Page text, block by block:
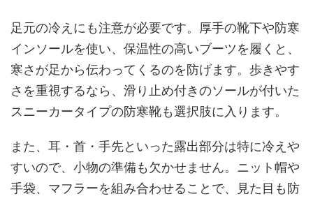
足元の冷えにも注意が必要です。厚手の靴下や防寒
インソールを使い、保温性の高いブーツを履くと、
寒さが足から伝わってくるのを防げます。歩きやす
さを重視するなら、滑り止め付きのソールが付いた
スニーカータイプの防寒靴も選択肢に入ります。
また、耳・首・手先といった露出部分は特に冷えや
すいので、小物の準備も欠かせません。ニット帽や
手袋、マフラーを組み合わせることで、見た目も防